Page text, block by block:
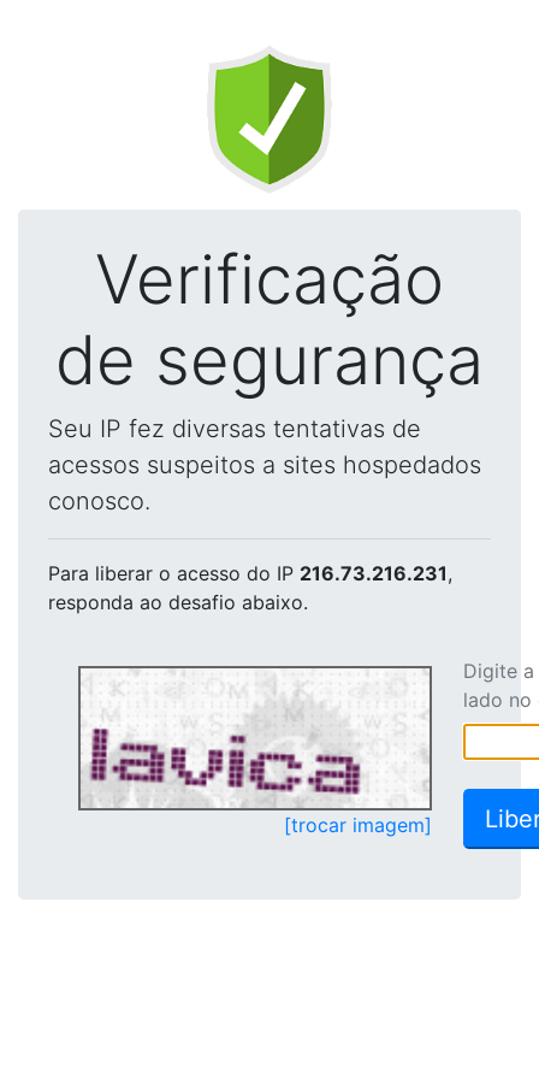
Verificação
de segurança
Seu IP fez diversas tentativas de
acessos suspeitos a sites hospedados
conosco.
Para liberar o acesso do IP 216.73.216.231,
responda ao desafio abaixo.
[trocar imagem]
Digite
lado no